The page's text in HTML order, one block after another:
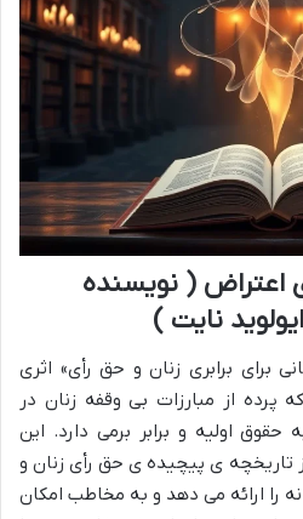
اعتراض ( نویسنده
نایت )
برای برابری زنان و حق رأی» اثری
از مبارزات بی وقفه زنان در
اولیه و برابر برمی دارد. این
تاریخچه ی پیچیده ی حق رأی زنان و
را ارائه می دهد و به مخاطب امکان